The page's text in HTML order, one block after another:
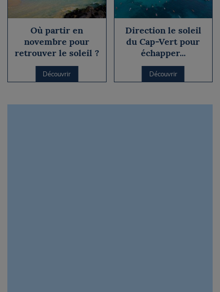
Où partir en
novembre pour
retrouver le soleil ?
Découvrir
Direction le soleil
du Cap-Vert pour
échapper...
Découvrir